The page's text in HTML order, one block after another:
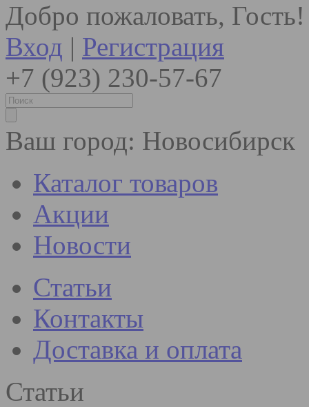
Добро пожаловать, Гость!
Вход | Регистрация
+7 (923) 230-57-67
Ваш город: Новосибирск
Каталог товаров
Акции
Новости
Статьи
Контакты
Доставка и оплата
Статьи